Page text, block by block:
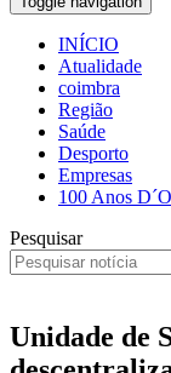
INÍCIO
Atualidade
coimbra
Região
Saúde
Desporto
Empresas
100 Anos
Pesquisar
Unidade de